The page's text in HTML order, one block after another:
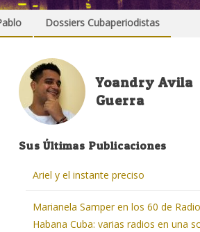
Dossiers Cubaperiodistas
Yoandry Avila
Guerra
Sus Últimas Publicaciones
Ariel y el instante preciso
Marianela Samper en los 60 de Radio
Habana Cuba: varias radios en una